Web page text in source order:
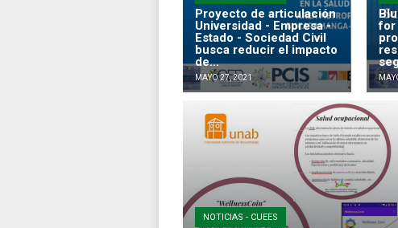
Proyecto de articulación
Universidad - Empresa -
Estado - Sociedad Civil
busca reducir el impacto
de...
MAYO 27, 2021
for
NOTICIAS - CUEES